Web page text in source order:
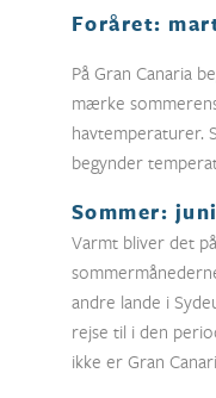
Foråret:
På Gran Canaria
mærke
havtemperaturer.
begynder
Sommer:
Varmt bliver det
andre lande i
rejse til i den
ikke er Gran